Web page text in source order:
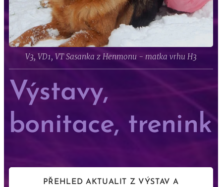
V3, VD1, VT Sasanka z Henmonu - matka vrhu H3
Výstavy,
bonitace, trenink
PŘEHLED AKTUALIT Z VÝSTAV A